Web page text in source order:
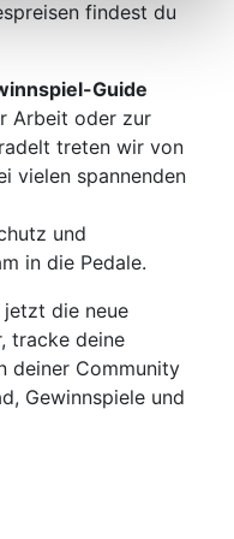
findest du
Guide
Arbeit oder zur
treten wir von
vielen spannenden
und
in die Pedale.
die neue
tracke deine
deiner Community
Gewinnspiele und